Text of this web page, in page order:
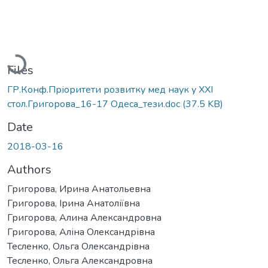
Loading...
Files
ГР.Конф.Пріоритети розвитку мед наук у ХХІ
стол.Григорова_16-17 Одеса_тези.doc (37.5 KB)
Date
2018-03-16
Authors
Григорова, Ирина Анатольевна
Григорова, Ірина Анатоліївна
Григорова, Алина Александровна
Григорова, Аліна Олександрівна
Тесленко, Ольга Олександрівна
Тесленко, Ольга Александровна